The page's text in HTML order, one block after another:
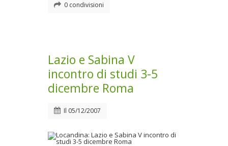
0 condivisioni
Lazio e Sabina V
incontro di studi 3-5
dicembre Roma
Il 05/12/2007